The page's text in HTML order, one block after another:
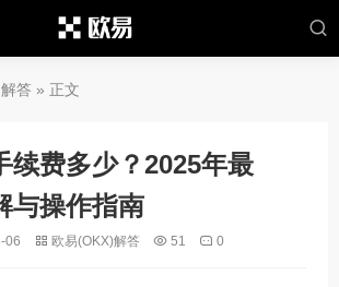
答 » 正文
续费多少？2025年最
与操作指南
06 欧易(OKX)解答 51 0